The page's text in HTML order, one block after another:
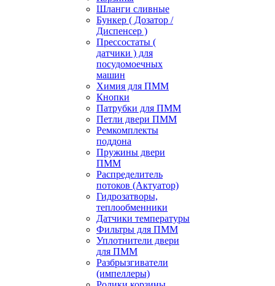
Шланги сливные
Бункер ( Дозатор /
Диспенсер )
Прессостаты (
датчики ) для
посудомоечных
машин
Химия для ПММ
Кнопки
Патрубки для ПММ
Петли двери ПММ
Ремкомплекты
поддона
Пружины двери
ПММ
Распределитель
потоков (Актуатор)
Гидрозатворы,
теплообменники
Датчики температуры
Фильтры для ПММ
Уплотнители двери
для ПММ
Разбрызгиватели
(импеллеры)